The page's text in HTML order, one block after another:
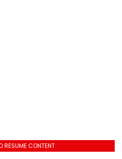
RESUME CONTENT